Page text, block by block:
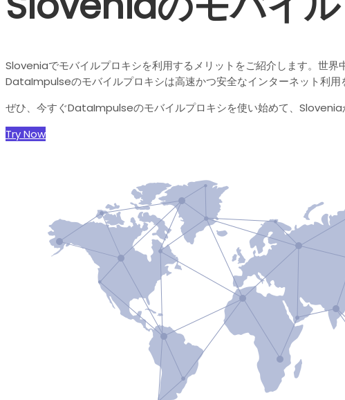
Sloveniaでモバイルプロキシを利用するメリットをご紹介します。世界
DataImpulseのモバイルプロキシは高速かつ安全なインターネット利用
ぜひ、今すぐDataImpulseのモバイルプロキシを使い始めて、Slovenia
Try Now